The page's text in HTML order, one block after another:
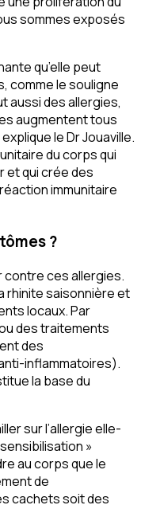
sommes exposés
qu’elle peut
comme le souligne
aussi des allergies,
augmentent tous
explique le Dr Jouaville.
du corps qui
et qui crée des
immunitaire
?
contre ces allergies.
rhinite saisonnière et
locaux. Par
des traitements
des
inflammatoires).
la base du
sur l’allergie elle-
»
au corps que le
de
cachets soit des